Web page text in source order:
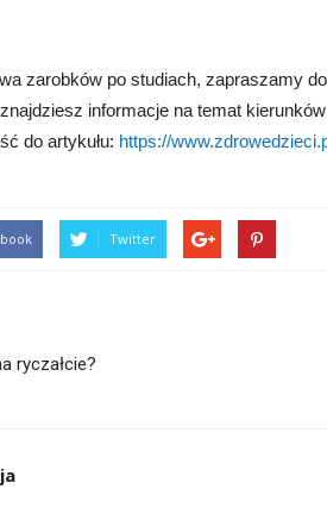
zarobków po studiach, zapraszamy
informacje na temat
do artykułu: https://
Twitter
ryczałcie?